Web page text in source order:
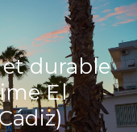
durable
El